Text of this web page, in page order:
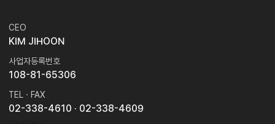
CEO
KIM JIHOON
사업자등록번호
108-81-65306
TEL · FAX
02-338-4610 · 02-338-4609